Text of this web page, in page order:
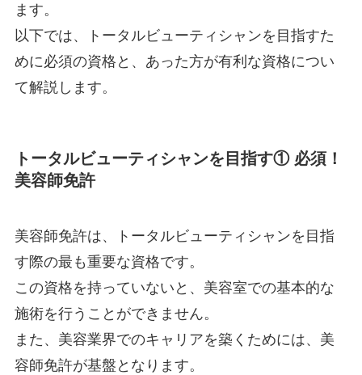
ます。
以下では、トータルビューティシャンを目指すた
めに必須の資格と、あった方が有利な資格につい
て解説します。
トータルビューティシャンを目指す① 必須！
美容師免許
美容師免許は、トータルビューティシャンを目指
す際の最も重要な資格です。
この資格を持っていないと、美容室での基本的な
施術を行うことができません。
また、美容業界でのキャリアを築くためには、美
容師免許が基盤となります。